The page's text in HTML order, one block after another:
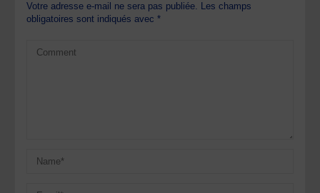
Votre adresse e-mail ne sera pas publiée. Les champs
obligatoires sont indiqués avec*